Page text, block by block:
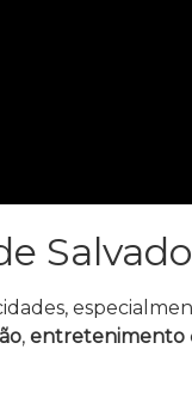
, entretenimento